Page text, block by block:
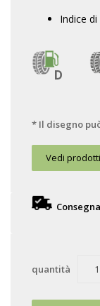
Indice
D
* Il disegno
Vedi
quantità